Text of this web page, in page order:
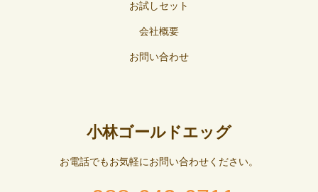
お試しセット
会社概要
お問い合わせ
小林ゴールドエッグ
お電話でもお気軽にお問い合わせください。